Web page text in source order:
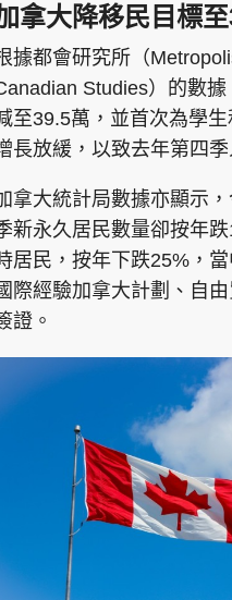
拿大降移民目標
據都會研究所（
Studies）的數
至39.5萬，並首次為學
長放緩，以致去年第四
拿大統計局數據亦顯示
新永久居民數量卻按年
居民，按年下跌25%，
際經驗加拿大計劃、自
證。